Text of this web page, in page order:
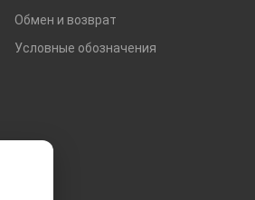
Обмен и возврат
Условные обозначения